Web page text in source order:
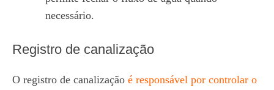
necessário.
Registro de canalização
O registro de canalização é responsável por controlar o